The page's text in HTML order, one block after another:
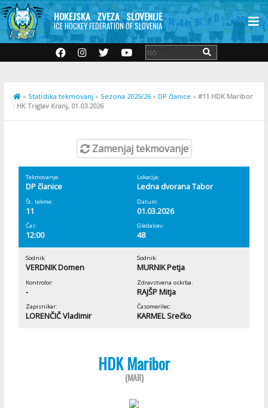
HOKEJSKA ZVEZA SLOVENIJE
ICE HOCKEY FEDERATION OF SLOVENIA
» Statistika tekmovanj » Sezona 2025/26 » DP članice » #11 HDK Maribor
: HK Triglav Kranj, 01.03.2026
Zamenjaj tekmovanje
Tekmovanje:
DP članice
Lokacija:
Ledna dvorana Tabor
Št. tekme:
11
Datum:
01.03.2026
Čas:
12:00
Gledalcev:
48
Sodnik:
VERDNIK Domen
Sodnik:
MURNIK Petja
Kontrolor:
-
Zdravstvena oskrba:
RAJŠP Mitja
Zapisnikar:
LORENČIČ Vladimir
Časomerilec:
KARMEL Srečko
HDK Maribor
(MAR)